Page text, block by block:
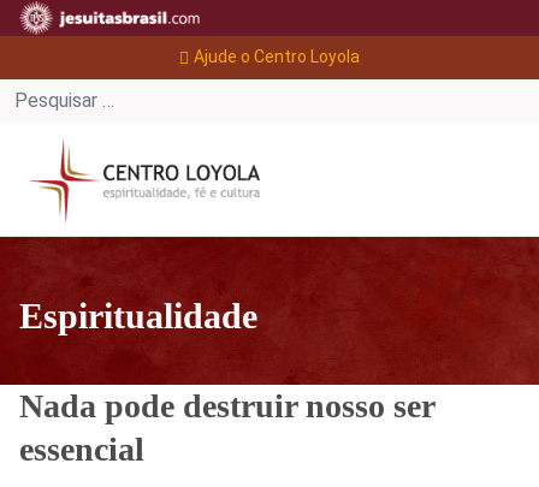
Ajude o Centro Loyola
Espiritualidade
Nada pode destruir nosso ser
essencial